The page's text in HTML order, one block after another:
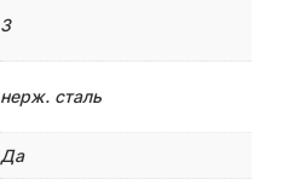
3
нерж. сталь
Да